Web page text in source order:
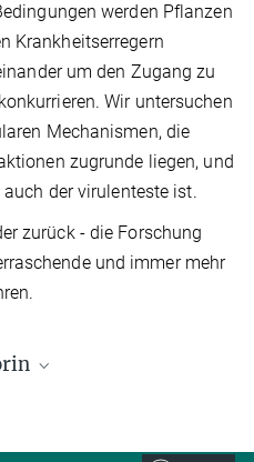
werden Pflanzen
Krankheitserregern
um den Zugang zu
Wir untersuchen
Mechanismen, die
zugrunde liegen, und
der virulenteste ist.
zurück - die Forschung
und immer mehr